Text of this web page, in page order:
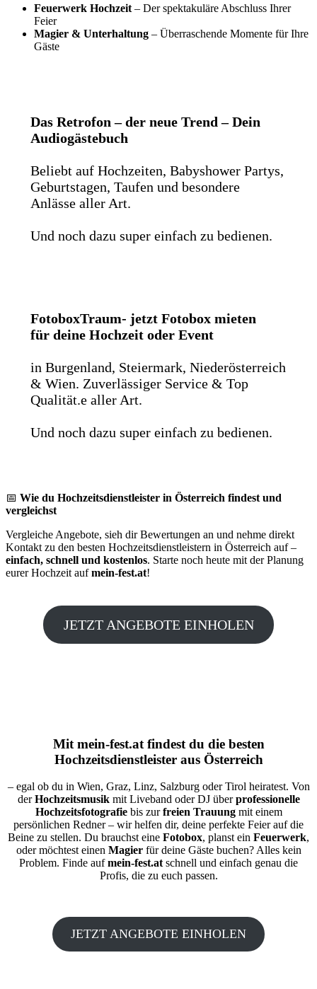
Feuerwerk Hochzeit – Der spektakuläre Abschluss Ihrer
Feier
Magier & Unterhaltung – Überraschende Momente für Ihre
Gäste
Das Retrofon – der neue Trend – Dein
Audiogästebuch
Beliebt auf Hochzeiten, Babyshower Partys,
Geburtstagen, Taufen und besondere
Anlässe aller Art.
Und noch dazu super einfach zu bedienen.
FotoboxTraum- jetzt Fotobox mieten
für deine Hochzeit oder Event
in Burgenland, Steiermark, Niederösterreich
& Wien. Zuverlässiger Service & Top
Qualität.e aller Art.
Und noch dazu super einfach zu bedienen.
📅 Wie du Hochzeitsdienstleister in Österreich findest und
vergleichst
Vergleiche Angebote, sieh dir Bewertungen an und nehme direkt
Kontakt zu den besten Hochzeitsdienstleistern in Österreich auf –
einfach, schnell und kostenlos. Starte noch heute mit der Planung
eurer Hochzeit aufmein-fest.at!
JETZT ANGEBOTE EINHOLEN
Mit mein-fest.atfindest du die besten
Hochzeitsdienstleister aus Österreich
– egal ob du in Wien, Graz, Linz, Salzburg oder Tirol heiratest. Von
derHochzeitsmusikmit Liveband oder DJ überprofessionelle
Hochzeitsfotografiebis zurfreien Trauungmit einem
persönlichen Redner – wir helfen dir, deine perfekte Feier auf die
Beine zu stellen. Du brauchst eine Fotobox, planst ein Feuerwerk,
oder möchtest einen Magierfür deine Gäste buchen? Alles kein
Problem. Finde aufmein-fest.atschnell und einfach genau die
Profis, die zu euch passen.
JETZT ANGEBOTE EINHOLEN